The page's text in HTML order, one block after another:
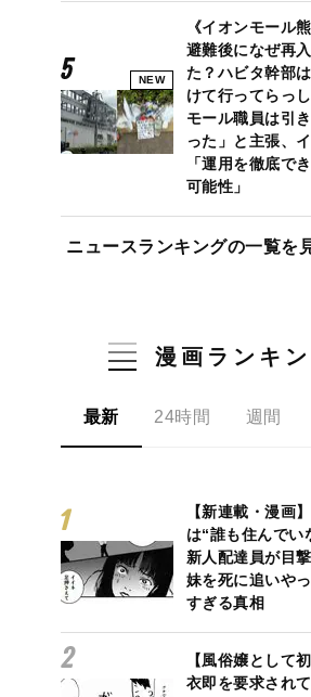
NEW
《イオンモール
避難後になぜ再
た？ハビタ幹部
けて行ってらっ
モール職員は引
った」と主張、
「運用を徹底で
可能性」
ニュースランキングの一覧を
漫画ランキ
最新 24時間 週間
【新連載・漫画
は“誰も住んで
新人配達員が目
妹を死に追いや
すぎる真相
【風俗嬢として
衣即を要求され